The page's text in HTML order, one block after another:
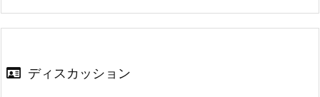
ディスカッション